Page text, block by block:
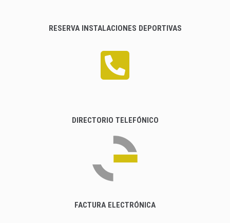
RESERVA INSTALACIONES DEPORTIVAS
DIRECTORIO TELEFÓNICO
FACTURA ELECTRÓNICA